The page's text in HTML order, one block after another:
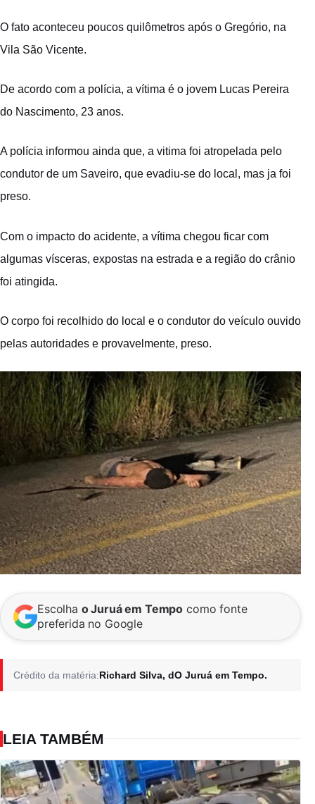
O fato aconteceu poucos quilômetros após o Gregório, na
Vila São Vicente.
De acordo com a polícia, a vítima é o jovem Lucas Pereira
do Nascimento, 23 anos.
A polícia informou ainda que, a vitima foi atropelada pelo
condutor de um Saveiro, que evadiu-se do local, mas ja foi
preso.
Com o impacto do acidente, a vítima chegou ficar com
algumas vísceras, expostas na estrada e a região do crânio
foi atingida.
O corpo foi recolhido do local e o condutor do veículo ouvido
pelas autoridades e provavelmente, preso.
Escolha o Juruá em Tempo como fonte
preferida no Google
Crédito da matéria:Richard Silva, dO Juruá em Tempo.
LEIA TAMBÉM